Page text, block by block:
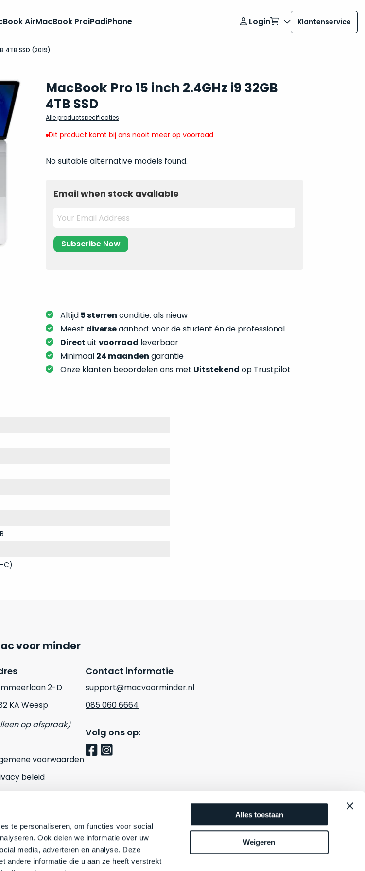
te personaliseren, om functies voor social
Ook delen we informatie over uw
media, adverteren en analyse. Deze
andere informatie die u aan ze heeft verstrekt
Alles toestaan
Weigeren
AirMacBook ProiPadiPhone Login Klantenservice
4TB SSD (2019)
MacBook Pro 15 inch 2.4GHz i9 32GB
4TB SSD
Alle productspecificaties
Dit product komt bij ons nooit meer op voorraad
No suitable alternative models found.
Email when stock available
Altijd 5 sterren conditie: als nieuw
Meest diverseaanbod: voor de student én de professional
Direct uit voorraad leverbaar
Minimaal 24 maanden garantie
Onze klanten beoordelen ons met Uitstekend op Trustpilot
C)
voor minder
2-D
KA Weesp
op afspraak)
voorwaarden
beleid
Contact informatie
support@macvoorminder.nl
085 060 6664
Volg ons op: